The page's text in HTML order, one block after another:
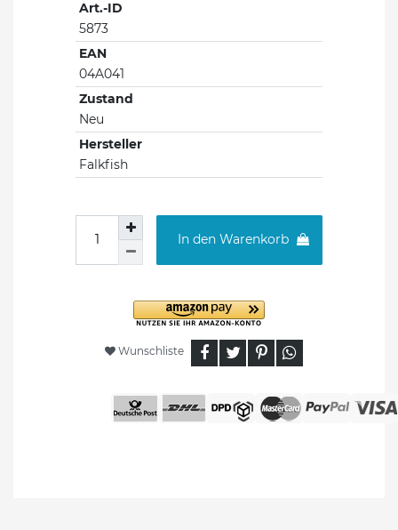
Art.-ID
5873
EAN
04A041
Zustand
Neu
Hersteller
Falkfish
In den Warenkorb
Wunschliste